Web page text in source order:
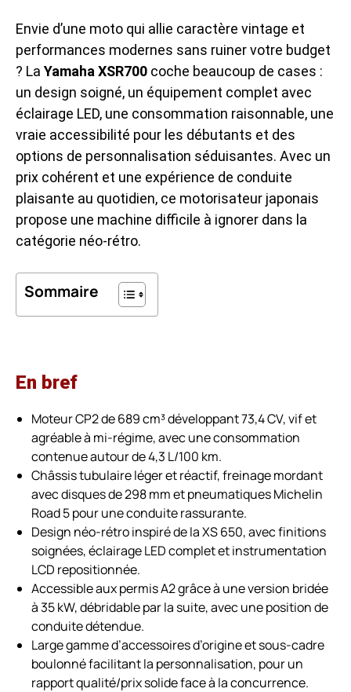
Envie d’une moto qui allie caractère vintage et
performances modernes sans ruiner votre budget
? La Yamaha XSR700 coche beaucoup de cases :
un design soigné, un équipement complet avec
éclairage LED, une consommation raisonnable, une
vraie accessibilité pour les débutants et des
options de personnalisation séduisantes. Avec un
prix cohérent et une expérience de conduite
plaisante au quotidien, ce motorisateur japonais
propose une machine difficile à ignorer dans la
catégorie néo-rétro.
Sommaire
En bref
Moteur CP2 de 689 cm³ développant 73,4 CV, vif et
agréable à mi-régime, avec une consommation
contenue autour de 4,3 L/100 km.
Châssis tubulaire léger et réactif, freinage mordant
avec disques de 298 mm et pneumatiques Michelin
Road 5 pour une conduite rassurante.
Design néo-rétro inspiré de la XS 650, avec finitions
soignées, éclairage LED complet et instrumentation
LCD repositionnée.
Accessible aux permis A2 grâce à une version bridée
à 35 kW, débridable par la suite, avec une position de
conduite détendue.
Large gamme d’accessoires d’origine et sous-cadre
boulonné facilitant la personnalisation, pour un
rapport qualité/prix solide face à la concurrence.